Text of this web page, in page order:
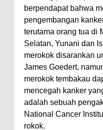
berpendapat bahwa
pengembangan
terutama orang tua di
Selatan, Yunani dan
merokok disarankan
James Goedert,
merokok tembakau
mencegah kanker
adalah sebuah
National Cancer
rokok.